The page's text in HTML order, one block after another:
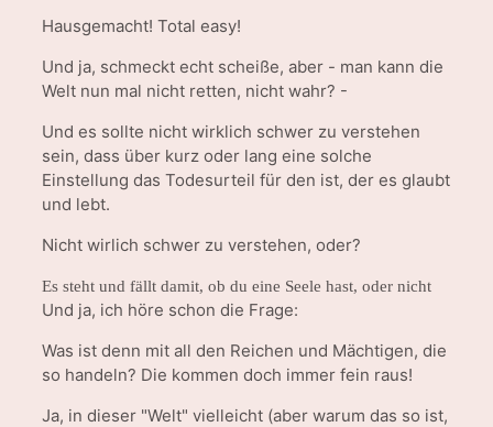
Hausgemacht! Total easy!
Und ja, schmeckt echt scheiße, aber - man kann die
Welt nun mal nicht retten, nicht wahr? -
Und es sollte nicht wirklich schwer zu verstehen
sein, dass über kurz oder lang eine solche
Einstellung das Todesurteil für den ist, der es glaubt
und lebt.
Nicht wirlich schwer zu verstehen, oder?
Es steht und fällt damit, ob du eine Seele hast, oder nicht
Und ja, ich höre schon die Frage:
Was ist denn mit all den Reichen und Mächtigen, die
so handeln? Die kommen doch immer fein raus!
Ja, in dieser "Welt" vielleicht (aber warum das so ist,